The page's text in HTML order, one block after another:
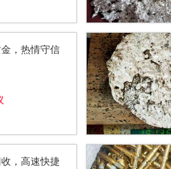
，热情守信
，高速快捷